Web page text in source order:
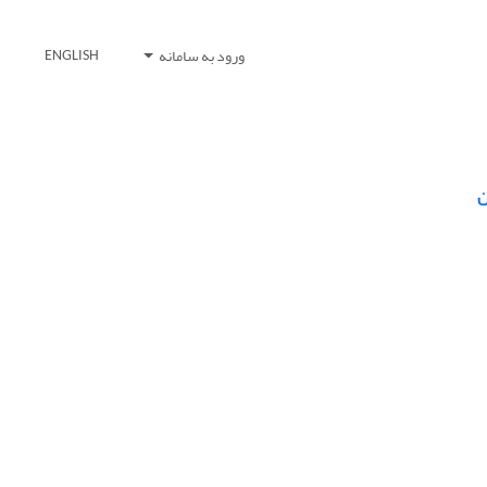
ورود به سامانه ENGLISH